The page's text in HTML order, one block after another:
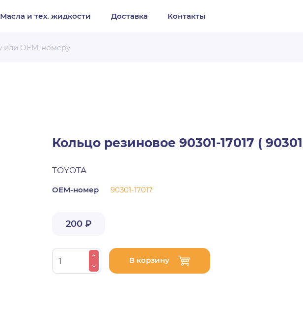
Масла и тех. жидкости Доставка Контакты
Кольцо резиновое 90301-17017 (
TOYOTA
ОЕМ-номер 90301-17017
200 ₽
В корзину